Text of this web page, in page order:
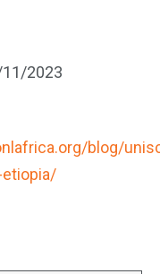
2023
blog/